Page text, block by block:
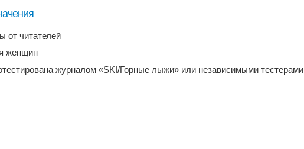
от читателей
женщин
журналом «SKI/Горные лыжи» или независимыми тестерами